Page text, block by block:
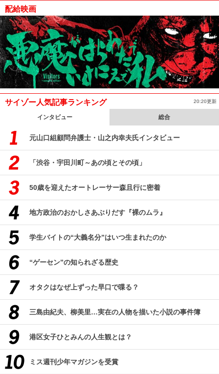
配給映画
サイゾー人気記事ランキング 20:20更新
インタビュー 総合
元山口組顧問弁護士・山之内幸夫氏インタビュー
「渋谷・宇田川町～あの頃とその頃」
50歳を迎えたオートレーサー森且行に密着
地方政治のおかしさあぶりだす『裸のムラ』
学生バイトの“大義名分”はいつ生まれたのか
“ゲーセン”の知られざる歴史
オタクはなぜ上ずった早口で喋る？
三島由紀夫、柳美里…実在の人物を描いた小説の事件簿
港区女子ひとみんの人生観とは？
ミス週刊少年マガジンを受賞